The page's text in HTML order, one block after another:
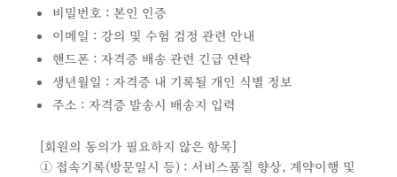
비밀번호 : 본인 인증
이메일 : 강의 및 수험 검정 관련 안내
핸드폰 : 자격증 배송 관련 긴급 연락
생년월일 : 자격증 내 기록될 개인 식별 정보
주소 : 자격증 발송시 배송지 입력
[회원의 동의가 필요하지 않은 항목]
① 접속기록(방문일시 등) : 서비스품질 향상, 계약이행 및